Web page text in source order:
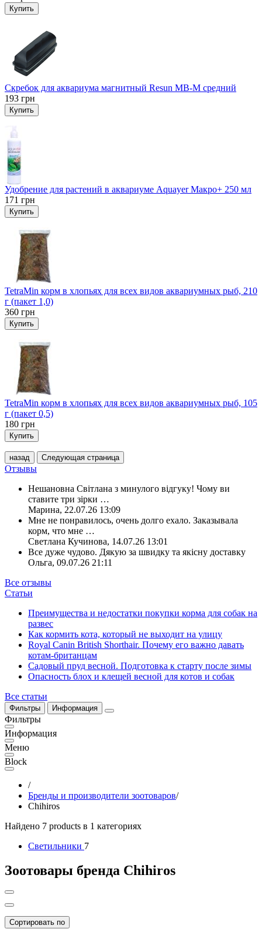
Купить
Скребок для аквариума магнитный Resun MB-M средний
193 грн
Купить
Удобрение для растений в аквариуме Aquayer Макро+ 250 мл
171 грн
Купить
TetraMin корм в хлопьях для всех видов аквариумных рыб, 210
г (пакет 1,0)
360 грн
Купить
TetraMin корм в хлопьях для всех видов аквариумных рыб, 105
г (пакет 0,5)
180 грн
Купить
назад Следующая страница
Отзывы
Нешановна Світлана з минулого відгуку! Чому ви
ставите три зірки …
Марина, 22.07.26 13:09
Мне не понравилось, очень долго ехало. Заказывала
корм, что мне …
Светлана Кучинова, 14.07.26 13:01
Все дуже чудово. Дякую за швидку та якісну доставку
Ольга, 09.07.26 21:11
Все отзывы
Статьи
Преимущества и недостатки покупки корма для собак на
развес
Как кормить кота, который не выходит на улицу
Royal Canin British Shorthair. Почему его важно давать
котам-британцам
Садовый пруд весной. Подготовка к старту после зимы
Опасность блох и клещей весной для котов и собак
Все статьи
Фильтры Информация
Фильтры
Информация
Меню
Block
/
Бренды и производители зоотоваров/
Chihiros
Найдено 7 products в 1 категориях
Светильники 7
Зоотовары бренда Chihiros
Сортировать по